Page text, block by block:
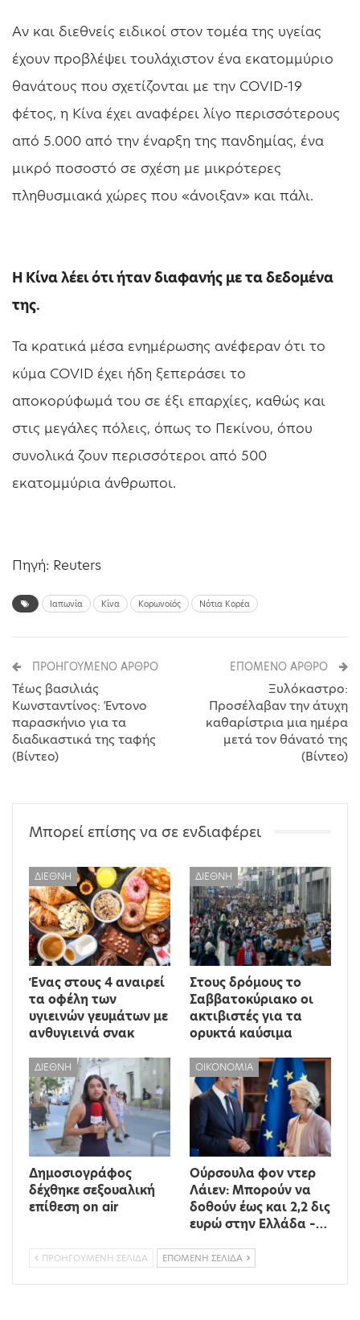
Αν και διεθνείς ειδικοί στον τομέα της υγείας
έχουν προβλέψει τουλάχιστον ένα εκατομμύριο
θανάτους που σχετίζονται με την COVID-19
φέτος, η Κίνα έχει αναφέρει λίγο περισσότερους
από 5.000 από την έναρξη της πανδημίας, ένα
μικρό ποσοστό σε σχέση με μικρότερες
πληθυσμιακά χώρες που «άνοιξαν» και πάλι.
Η Κίνα λέει ότι ήταν διαφανής με τα δεδομένα
της.
Τα κρατικά μέσα ενημέρωσης ανέφεραν ότι το
κύμα COVID έχει ήδη ξεπεράσει το
αποκορύφωμά του σε έξι επαρχίες, καθώς και
στις μεγάλες πόλεις, όπως το Πεκίνου, όπου
συνολικά ζουν περισσότεροι από 500
εκατομμύρια άνθρωποι.
Πηγή: Reuters
Ιαπωνία Κίνα Κορωνοϊός Νότια Κορέα
ΠΡΟΗΓΟΎΜΕΝΟ ΆΡΘΡΟ
Τέως βασιλιάς
Κωνσταντίνος: Έντονο
παρασκήνιο για τα
διαδικαστικά της ταφής
(Βίντεο)
ΕΠΌΜΕΝΟ ΆΡΘΡΟ
Ξυλόκαστρο:
Προσέλαβαν την άτυχη
καθαρίστρια μια ημέρα
μετά τον θάνατό της
(Βίντεο)
Μπορεί επίσης να σε ενδιαφέρει
ΔΙΕΘΝΉ
Ένας στους 4 αναιρεί
τα οφέλη των
υγιεινών γευμάτων με
ανθυγιεινά σνακ
ΔΙΕΘΝΉ
Στους δρόμους το
Σαββατοκύριακο οι
ακτιβιστές για τα
ορυκτά καύσιμα
ΔΙΕΘΝΉ
Δημοσιογράφος
δέχθηκε σεξουαλική
επίθεση on air
ΟΙΚΟΝΟΜΊΑ
Ούρσουλα φον ντερ
Λάιεν: Μπορούν να
δοθούν έως και 2,2 δις
ευρώ στην Ελλάδα –…
ΠΡΟΗΓΟΎΜΕΝΗ ΣΕΛΊΔΑ ΕΠΌΜΕΝΗ ΣΕΛΊΔΑ